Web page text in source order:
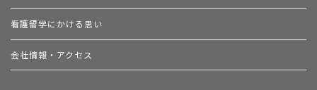
看護留学にかける思い
会社情報・アクセス